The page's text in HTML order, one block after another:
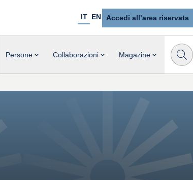
IT EN Accedi all’area riservata
Persone Collaborazioni Magazine